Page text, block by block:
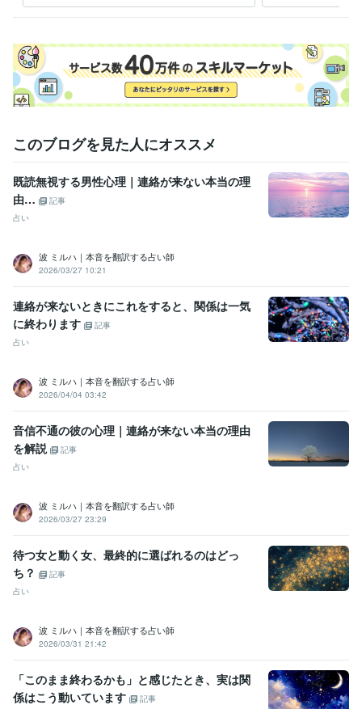
訳します
このブログを見た人にオススメ
既読無視する男性心理｜連絡が来ない本当の理
由…
記事
占い
波 ミルハ｜本音を翻訳する占い師
2026/03/27 10:21
連絡が来ないときにこれをすると、関係は一気
に終わります
記事
占い
波 ミルハ｜本音を翻訳する占い師
2026/04/04 03:42
音信不通の彼の心理｜連絡が来ない本当の理由
を解説
記事
占い
波 ミルハ｜本音を翻訳する占い師
2026/03/27 23:29
待つ女と動く女、最終的に選ばれるのはどっ
ち？
記事
占い
波 ミルハ｜本音を翻訳する占い師
2026/03/31 21:42
「このまま終わるかも」と感じたとき、実は関
係はこう動いています
記事